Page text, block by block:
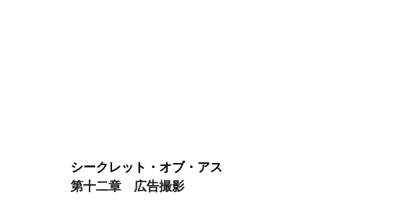
シークレット・オブ・アス
第十二章　広告撮影